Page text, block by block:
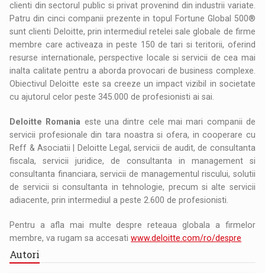
clienti din sectorul public si privat provenind din industrii variate.
Patru din cinci companii prezente in topul Fortune Global 500®
sunt clienti Deloitte, prin intermediul retelei sale globale de firme
membre care activeaza in peste 150 de tari si teritorii, oferind
resurse internationale, perspective locale si servicii de cea mai
inalta calitate pentru a aborda provocari de business complexe.
Obiectivul Deloitte este sa creeze un impact vizibil in societate
cu ajutorul celor peste 345.000 de profesionisti ai sai.
Deloitte Romania este una dintre cele mai mari companii de
servicii profesionale din tara noastra si ofera, in cooperare cu
Reff & Asociatii | Deloitte Legal, servicii de audit, de consultanta
fiscala, servicii juridice, de consultanta in management si
consultanta financiara, servicii de managementul riscului, solutii
de servicii si consultanta in tehnologie, precum si alte servicii
adiacente, prin intermediul a peste 2.600 de profesionisti.
Pentru a afla mai multe despre reteaua globala a firmelor
membre, va rugam sa accesatiwww.deloitte.com/ro/despre
Autori